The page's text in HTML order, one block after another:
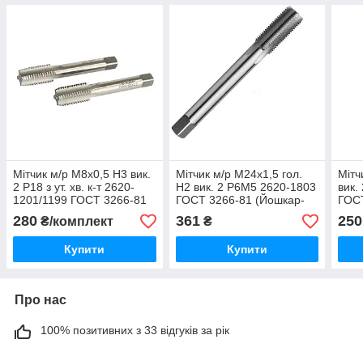
Мітчик м/р М8х0,5 Н3 вик.
2 Р18 з ут. хв. к-т 2620-
1201/1199 ГОСТ 3266-81
(вн./зав.)
280 ₴/комплект
Купити
Мітчик м/р М24х1,5 гол.
Н2 вик. 2 Р6М5 2620-1803
ГОСТ 3266-81 (Йошкар-
Ола)
361₴
Купити
250
Про нас
100% позитивних з 33 відгуків за рік